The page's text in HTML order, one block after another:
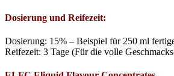
Dosierung und Reifezeit:
Dosierung: 15% – Beispiel für 250 ml
Reifezeit: 3 Tage (Für die volle